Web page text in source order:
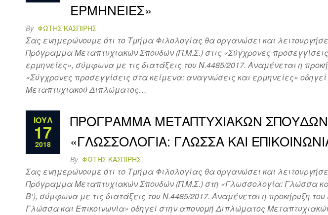
ΕΡΜΗΝΕΙΕΣ»
By ΦΏΤΗΣ ΚΑΣΠΊΡΗΣ
Σας ενημερώνουμε ότι το Τμήμα Φιλολογίας θα οργανώσει και
Πρόγραμμα Μεταπτυχιακών Σπουδών (Π.Μ.Σ.) στις «Σύγχρονες
ερμηνείες», σύμφωνα με τις διατάξεις του Ν.4485/2017. Αναμένεται η
«Σύγχρονες προσεγγίσεις στα κείμενα: αναγνώσεις και ερμηνείες»
Μεταπτυχιακού Διπλώματος…
ΙΟΎΛ
17
2018
ΠΡΟΓΡΑΜΜΑ ΜΕΤΑΠΤΥΧΙΑΚΩΝ
«ΓΛΩΣΣΟΛΟΓΙΑ: ΓΛΩΣΣΑ ΚΑΙ
By ΦΏΤΗΣ ΚΑΣΠΊΡΗΣ
Σας ενημερώνουμε ότι το Τμήμα Φιλολογίας θα οργανώσει και
Πρόγραμμα Μεταπτυχιακών Σπουδών (Π.Μ.Σ.) στη «Γλωσσολογία: Γλώσσα
Β’), σύμφωνα με τις διατάξεις του Ν.4485/2017. Αναμένεται η προκήρυξη
Γλώσσα και Επικοινωνία» οδηγεί στην απονομή Διπλώματος